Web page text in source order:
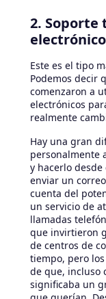
2. Soporte
electrónico
Este es el tipo
Podemos decir
comenzaron a
electrónicos
realmente
Hay una gran
personalmente
y hacerlo
enviar un
cuenta del
un servicio de
llamadas
que invirtieron
de centros de
tiempo, pero
de que, incluso
significaba un